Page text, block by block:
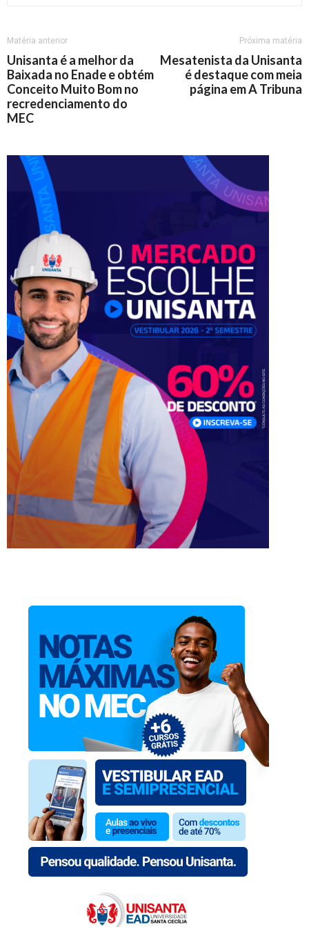
Matéria anterior
Unisanta é a melhor da
Baixada no Enade e obtém
Conceito Muito Bom no
recredenciamento do
MEC
Próxima matéria
Mesatenista da Unisanta
é destaque com meia
página em A Tribuna